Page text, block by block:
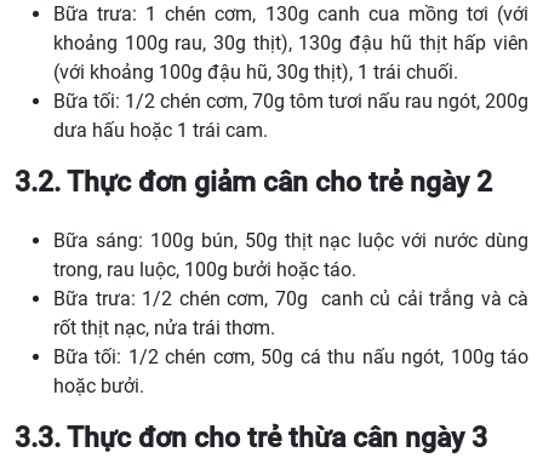
Bữa trưa: 1 chén cơm, 130g canh cua mồng tơi (với
khoảng 100g rau, 30g thịt), 130g đậu hũ thịt hấp viên
(với khoảng 100g đậu hũ, 30g thịt), 1 trái chuối.
Bữa tối: 1/2 chén cơm, 70g tôm tươi nấu rau ngót, 200g
dưa hấu hoặc 1 trái cam.
3.2. Thực đơn giảm cân cho trẻ ngày 2
Bữa sáng: 100g bún, 50g thịt nạc luộc với nước dùng
trong, rau luộc, 100g bưởi hoặc táo.
Bữa trưa: 1/2 chén cơm, 70g canh củ cải trắng và cà
rốt thịt nạc, nửa trái thơm.
Bữa tối: 1/2 chén cơm, 50g cá thu nấu ngót, 100g táo
hoặc bưởi.
3.3. Thực đơn cho trẻ thừa cân ngày 3